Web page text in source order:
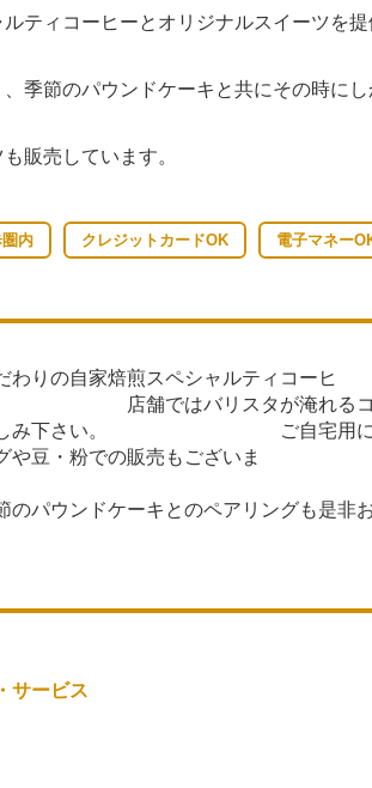
ティコーヒーとオリジナルスイーツを提
季節のパウンドケーキと共にその時にし
販売しています。
内 クレジットカードOK 電子マネー
わりの自家焙煎スペシャルティコーヒ
店舗ではバリスタが淹れるコ
み下さい。 ご自宅用にド
や豆・粉での販売もございま
のパウンドケーキとのペアリングも是非
。
サービス